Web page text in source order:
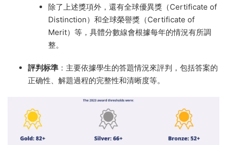
除了上述獎項外，還有全球優異獎（Certificate of
Distinction）和全球榮譽獎（Certificate of
Merit）等，具體分數線會根據每年的情況有所調
整。
評判标準 ：主要依據學生的答題情況來評判，包括答案的
正确性、解題過程的完整性和清晰度等。